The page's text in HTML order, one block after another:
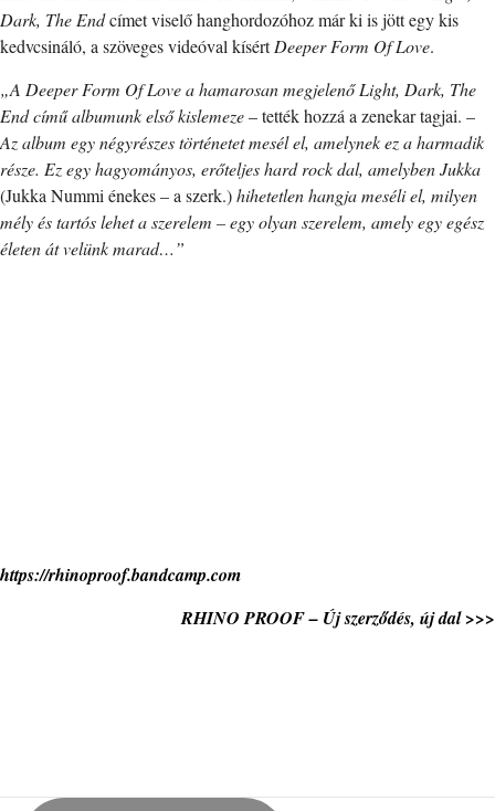
Dark, The Endcímet viselő hanghordozóhoz már ki is jött egy kis
kedvcsináló, a szöveges videóval kísértDeeper Form Of Love.
„A Deeper Form Of Love a hamarosan megjelenő Light, Dark, The
End című albumunk első kislemeze– tették hozzá a zenekar tagjai. –
Az album egy négyrészes történetet mesél el, amelynek ez a harmadik
része. Ez egy hagyományos, erőteljes hard rock dal, amelyben Jukka
(Jukka Nummi énekes – a szerk.)hihetetlen hangja meséli el, milyen
mély és tartós lehet a szerelem – egy olyan szerelem, amely egy egész
életen át velünk marad…”
https://rhinoproof.bandcamp.com
RHINO PROOF – Új szerződés, új dal >>>